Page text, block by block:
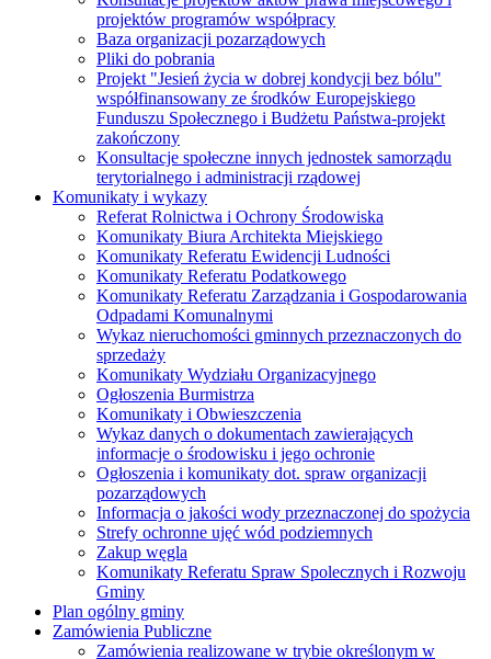
projektów programów współpracy
Baza organizacji pozarządowych
Pliki do pobrania
Projekt "Jesień życia w dobrej kondycji bez bólu"
współfinansowany ze środków Europejskiego
Funduszu Społecznego i Budżetu Państwa-projekt
zakończony
Konsultacje społeczne innych jednostek samorządu
terytorialnego i administracji rządowej
Komunikaty i wykazy
Referat Rolnictwa i Ochrony Środowiska
Komunikaty Biura Architekta Miejskiego
Komunikaty Referatu Ewidencji Ludności
Komunikaty Referatu Podatkowego
Komunikaty Referatu Zarządzania i Gospodarowania
Odpadami Komunalnymi
Wykaz nieruchomości gminnych przeznaczonych do
sprzedaży
Komunikaty Wydziału Organizacyjnego
Ogłoszenia Burmistrza
Komunikaty i Obwieszczenia
Wykaz danych o dokumentach zawierających
informacje o środowisku i jego ochronie
Ogłoszenia i komunikaty dot. spraw organizacji
pozarządowych
Informacja o jakości wody przeznaczonej do spożycia
Strefy ochronne ujęć wód podziemnych
Zakup węgla
Komunikaty Referatu Spraw Spolecznych i Rozwoju
Gminy
Plan ogólny gminy
Zamówienia Publiczne
Zamówienia realizowane w trybie określonym w